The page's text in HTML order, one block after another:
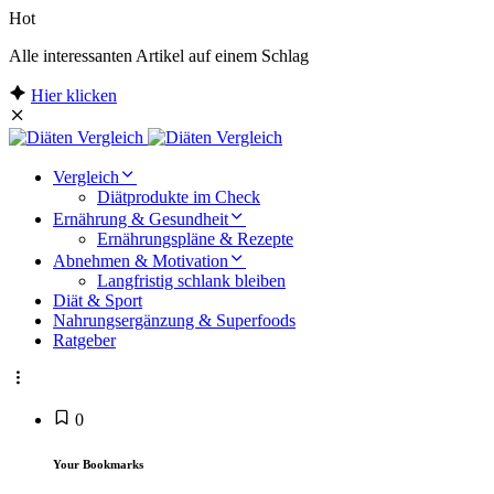
Hot
Alle interessanten Artikel auf einem Schlag
Hier klicken
Vergleich
Diätprodukte im Check
Ernährung & Gesundheit
Ernährungspläne & Rezepte
Abnehmen & Motivation
Langfristig schlank bleiben
Diät & Sport
Nahrungsergänzung & Superfoods
Ratgeber
0
Your Bookmarks